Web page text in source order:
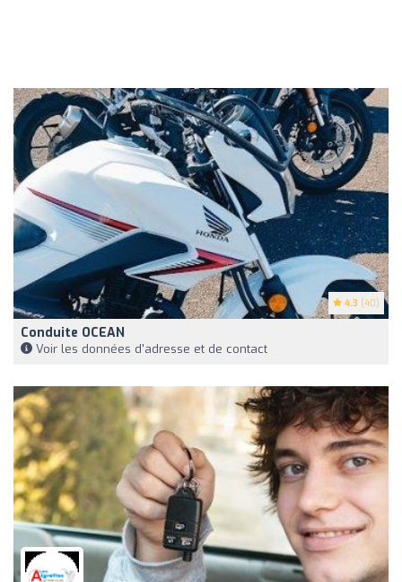
4.3 (40)
Conduite OCEAN
Voir les données d'adresse et de contact